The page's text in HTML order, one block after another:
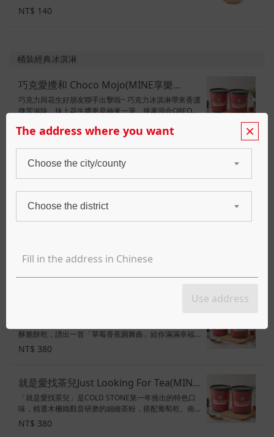
～ 口味：香奶冰淇淋 配料：黑巧克力風味碎片、巧克力
醬、OREO 甜度：4顆星 素食標示：奶素
NT$ 140
桶裝經典冰淇淋
巧克愛攪和 Choco Mojo(MINE享樂
桶)_(台南中山店)
巧克力與花生好朋友聯手出擊啦~ 巧克力冰淇淋帶來香濃
微苦滋味，抹上花生醬更是神來一筆，接著混合OREO和
和在一起~ 口味：巧克力冰淇淋 配料：花生醬、巧克力
NT$ 380
宇治莓好 Matcha Berry(MINE享樂桶)_(台
南中山店)
完美詮釋『濃厚』抹茶風味，給您充滿驚喜的初夏茶韻
NT$ 380
甜味，就像鮮奶油加上草莓一樣，讓人無法抗拒～ 容
NT$ 580
酥脆餅乾，譜出一首「草莓香蕉圓舞曲」給你滿滿幸福
活力～ 口味：草莓冰淇淋 配料：白巧克力風味碎片、酥
脆餅乾、草莓、香蕉 甜度：3顆半星 素食標示：奶蛋素
NT$ 380
就是愛找茶兒Just Looking For Tea(MINE
享樂桶)_(台南中山店)
「就是愛找茶兒」是COLD STONE第一年推出的特色口
味，精選木柵鐵觀音研磨的細緻茶粉，搭配葡萄乾、南
瓜子及濃郁鐵觀音茶粉，是款限定的特色口味唷～ 口
味：鐵觀音冰淇淋 配料：南瓜子、葡萄乾、鐵觀音茶粉
NT$ 380
The address where you want
Choose the city/county
Choose the district
Use address